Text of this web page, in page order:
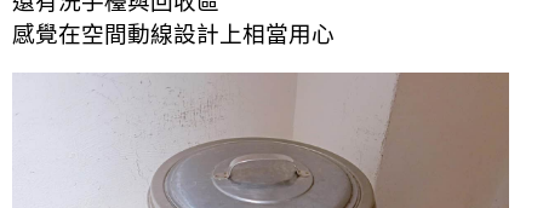
感覺在空間動線設計上相當用心